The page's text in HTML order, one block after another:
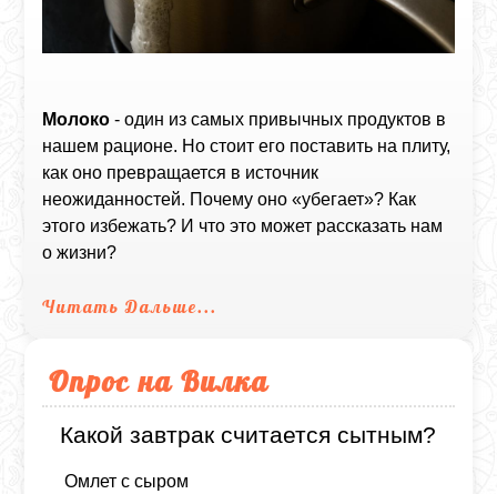
Молоко - один из самых привычных продуктов в
нашем рационе. Но стоит его поставить на плиту,
как оно превращается в источник
неожиданностей. Почему оно «убегает»? Как
этого избежать? И что это может рассказать нам
о жизни?
Читать Дальше...
Опрос на Вилка
Какой завтрак считается сытным?
Омлет с сыром